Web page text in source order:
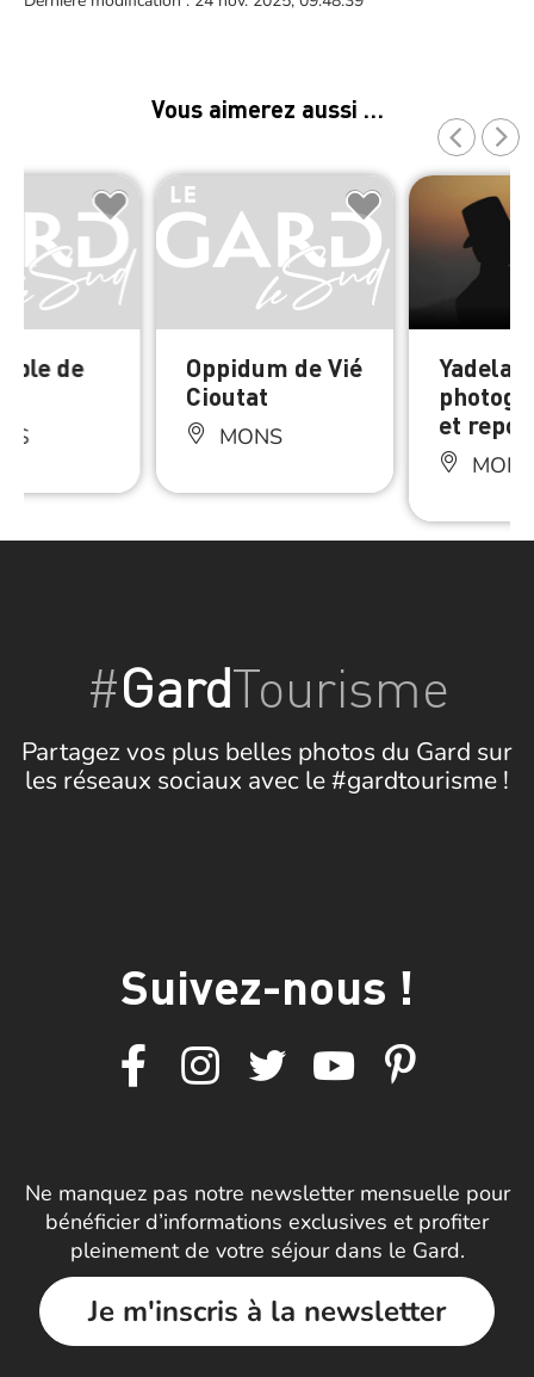
Vous aimerez aussi …
de
Oppidum de Vié
Cioutat
MONS
et
MONS
#GardTourisme
Partagez vos plus belles photos du Gard sur
les réseaux sociaux avec le #gardtourisme !
Suivez-nous !
Ne manquez pas notre newsletter mensuelle pour
bénéficier d’informations exclusives et profiter
pleinement de votre séjour dans le Gard.
Je m'inscris à la newsletter